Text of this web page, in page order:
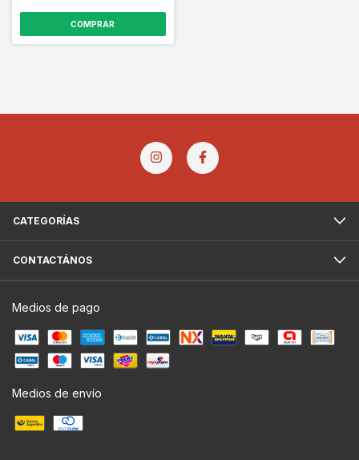
COMPRAR
CATEGORÍAS
CONTACTÁNOS
Medios de pago
Medios de envío